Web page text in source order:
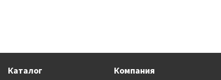
Каталог Компания